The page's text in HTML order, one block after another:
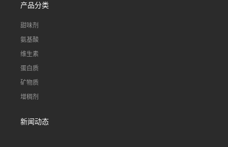
产品分类
甜味剂
氨基酸
维生素
蛋白质
矿物质
增稠剂
新闻动态